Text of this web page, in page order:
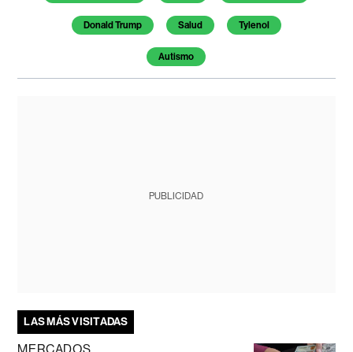
Donald Trump Salud Tylenol
Autismo
PUBLICIDAD
LAS MÁS VISITADAS